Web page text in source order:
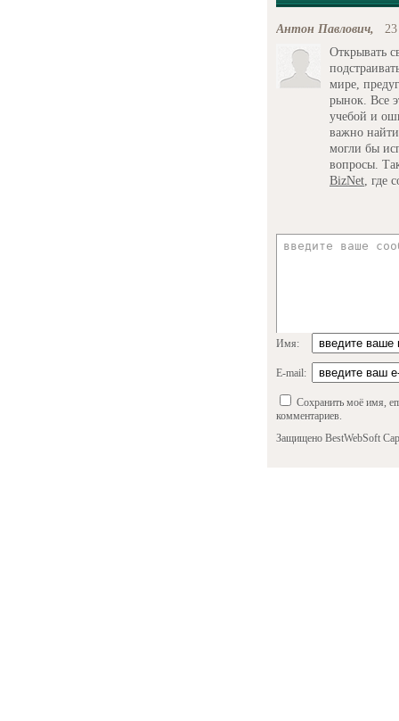
Антон Павлович,
Открывать
мире,
рынок. Все
учебой и
важно
могли бы
вопросы.
BizNet , где
Имя:
E-mail:
Сохранить моё имя,
комментариев.
Защищено BestWebSoft